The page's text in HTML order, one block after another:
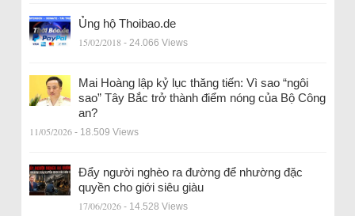
Ủng hộ Thoibao.de
15/02/2018 - 24.066 Views
Mai Hoàng lập kỷ lục thăng tiến: Vì sao “ngôi
sao” Tây Bắc trở thành điểm nóng của Bộ Công
an?
11/05/2026 - 18.509 Views
Đẩy người nghèo ra đường để nhường đặc
quyền cho giới siêu giàu
17/06/2026 - 14.528 Views